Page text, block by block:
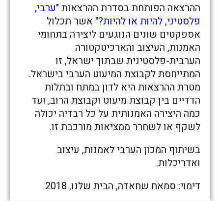
ההרצאה הפותחת בסדרת ההרצאות "ערבי,
פלסטיני, להיות או להיות?" אשר תכלול
אספקטים שונים הנוגעים ליצירה בתחומי
האמנות, העיצוב והארכיטקטורה
הערבית-פלסטינית שבתוך ישראל, זו
המתייחסת לקבוצת המיעוט הערבי בישראל.
מטרת ההרצאות היא לדון במתח ובתלות
הדדיים בין קבוצת מיעוט וקבוצת הרוב, ועד
כמה היצירה האמנותית על כל רבדיה יכולה
לשקף או לשחרר ממציאות מורכבת זו.
בשיתוף המכון הערבי לאמנות, עיצוב
ואדריכלות.
דימוי: סמאח שחאדה, הבית שלנו, 2018